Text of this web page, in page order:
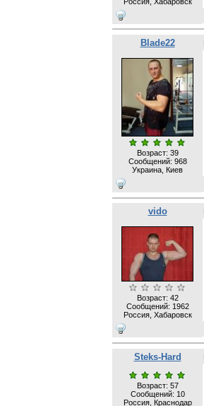
Blade22
Возраст: 39
Сообщений: 968
Украина, Киев
vido
Возраст: 42
Сообщений: 1962
Россия, Хабаровск
Steks-Hard
Возраст: 57
Сообщений: 10
Россия, Краснодар